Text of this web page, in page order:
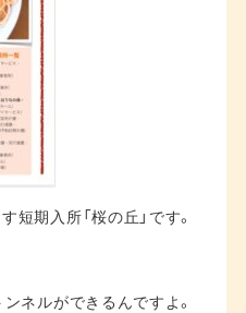
期入所「桜の丘」です。
ネルができるんですよ。